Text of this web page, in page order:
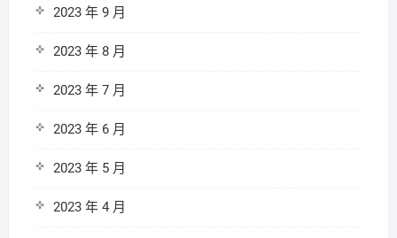
2023 年 9 月
2023 年 8 月
2023 年 7 月
2023 年 6 月
2023 年 5 月
2023 年 4 月